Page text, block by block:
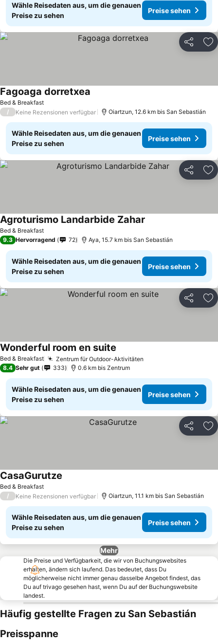
Wähle Reisedaten aus, um die genauen
Preise zu sehen
Preise sehen
Teilen
Bed & Breakfast
Fagoaga dorretxea
/ Keine Rezensionen verfügbar Oiartzun, 12.6 km bis San Sebastián
Wähle Reisedaten aus, um die genauen
Preise zu sehen
Preise sehen
Teilen
Bed & Breakfast
Agroturismo Landarbide Zahar
9.3 Hervorragend 72 Aya, 15.7 km bis San Sebastián
Wähle Reisedaten aus, um die genauen
Preise zu sehen
Preise sehen
Teilen
Bed & Breakfast Zentrum für Outdoor-Aktivitäten
Wonderful room en suite
8.4 Sehr gut 333 0.6 km bis Zentrum
Wähle Reisedaten aus, um die genauen
Preise zu sehen
Preise sehen
Teilen
Bed & Breakfast
CasaGurutze
/ Keine Rezensionen verfügbar Oiartzun, 11.1 km bis San Sebastián
Wähle Reisedaten aus, um die genauen
Preise zu sehen
Preise sehen
Mehr
Die Preise und Verfügbarkeit, die wir von Buchungswebsites
erhalten, ändern sich laufend. Das bedeutet, dass Du
möglicherweise nicht immer genau dasselbe Angebot findest, das
Du auf trivago gesehen hast, wenn Du auf der Buchungswebsite
landest.
Häufig gestellte Fragen zu San Sebastián
Preisspanne